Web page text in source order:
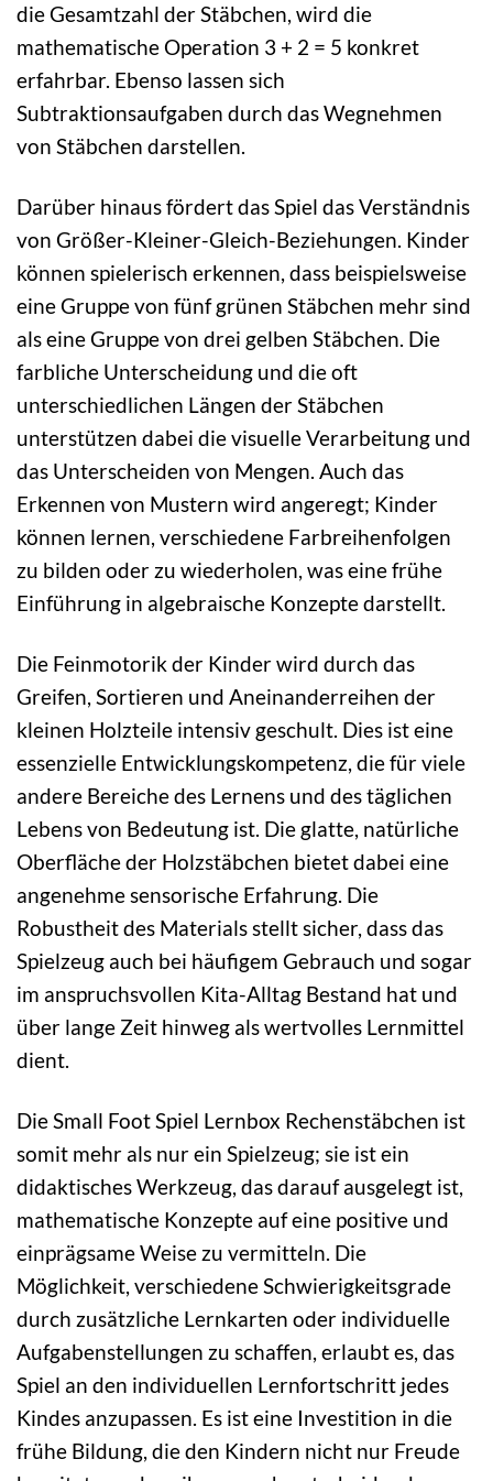
die Gesamtzahl der Stäbchen, wird die
mathematische Operation 3 + 2 = 5 konkret
erfahrbar. Ebenso lassen sich
Subtraktionsaufgaben durch das Wegnehmen
von Stäbchen darstellen.
Darüber hinaus fördert das Spiel das Verständnis
von Größer-Kleiner-Gleich-Beziehungen. Kinder
können spielerisch erkennen, dass beispielsweise
eine Gruppe von fünf grünen Stäbchen mehr sind
als eine Gruppe von drei gelben Stäbchen. Die
farbliche Unterscheidung und die oft
unterschiedlichen Längen der Stäbchen
unterstützen dabei die visuelle Verarbeitung und
das Unterscheiden von Mengen. Auch das
Erkennen von Mustern wird angeregt; Kinder
können lernen, verschiedene Farbreihenfolgen
zu bilden oder zu wiederholen, was eine frühe
Einführung in algebraische Konzepte darstellt.
Die Feinmotorik der Kinder wird durch das
Greifen, Sortieren und Aneinanderreihen der
kleinen Holzteile intensiv geschult. Dies ist eine
essenzielle Entwicklungskompetenz, die für viele
andere Bereiche des Lernens und des täglichen
Lebens von Bedeutung ist. Die glatte, natürliche
Oberfläche der Holzstäbchen bietet dabei eine
angenehme sensorische Erfahrung. Die
Robustheit des Materials stellt sicher, dass das
Spielzeug auch bei häufigem Gebrauch und sogar
im anspruchsvollen Kita-Alltag Bestand hat und
über lange Zeit hinweg als wertvolles Lernmittel
dient.
Die Small Foot Spiel Lernbox Rechenstäbchen ist
somit mehr als nur ein Spielzeug; sie ist ein
didaktisches Werkzeug, das darauf ausgelegt ist,
mathematische Konzepte auf eine positive und
einprägsame Weise zu vermitteln. Die
Möglichkeit, verschiedene Schwierigkeitsgrade
durch zusätzliche Lernkarten oder individuelle
Aufgabenstellungen zu schaffen, erlaubt es, das
Spiel an den individuellen Lernfortschritt jedes
Kindes anzupassen. Es ist eine Investition in die
frühe Bildung, die den Kindern nicht nur Freude